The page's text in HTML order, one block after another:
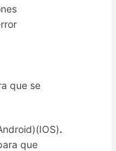
que se
.
que